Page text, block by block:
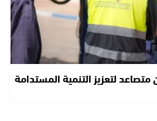
متصاعد لتعزيز التنمية المستدامة